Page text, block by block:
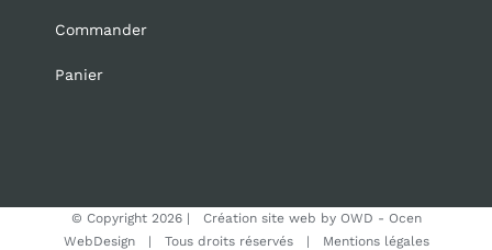
Commander
Panier
© Copyright 2026 | Création site web by OWD - Ocen
WebDesign| Tous droits réservés | Mentions légales